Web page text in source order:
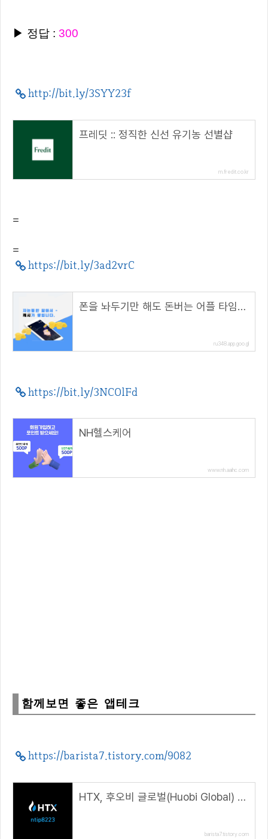
▶ 정답 : 300
http://bit.ly/3SYY23f
프레딧 :: 정직한 신선 유기농 선별샵
m.fredit.co.kr
=
=
https://bit.ly/3ad2vrC
폰을 놔두기만 해도 돈버는 어플 타임스프레드
ru348.app.goo.gl
https://bit.ly/3NCOlFd
NH헬스케어
www.nh.aaihc.com
함께보면 좋은 앱테크
https://barista7.tistory.com/9082
HTX, 후오비 글로벌(Huobi Global) 가입 및 KYC 인증 방법( 추천코드 : ntip8223 )
barista7.tistory.com